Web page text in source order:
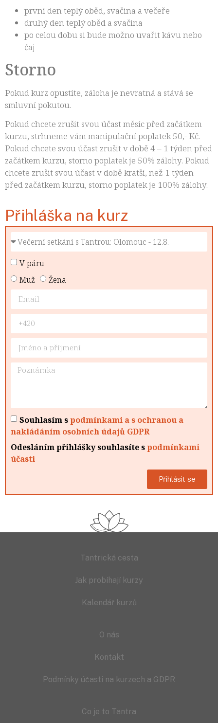
první den teplý oběd, svačina a večeře
druhý den teplý oběd a svačina
po celou dobu si bude možno uvařit kávu nebo
čaj
Storno
Pokud kurz opustíte, záloha je nevratná a stává se
smluvní pokutou.
Pokud chcete zrušit svou účast měsíc před začátkem
kurzu, strhneme vám manipulační poplatek 50,- Kč.
Pokud chcete svou účast zrušit v době 4 – 1 týden před
začátkem kurzu, storno poplatek je 50% zálohy. Pokud
chcete zrušit svou účast v době kratší, než 1 týden
před začátkem kurzu, storno poplatek je 100% zálohy.
Přihláška na kurz
V páru
Muž
Žena
Souhlasím spodmínkami a s ochranou a
nakládáním osobních údajů GDPR
Odesláním přihlášky souhlasíte spodmínkami
účasti
Přihlásit se
Tantrická cesta
Jak probíhají kurzy
Kalendář kurzů
O nás
Kontakt
Podmínky účasti na kurzech a GDPR
Co je to Tantra